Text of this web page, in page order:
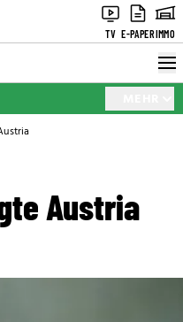
TV E-PAPERIMMO
Austria